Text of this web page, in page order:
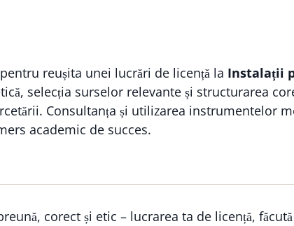
reușita unei lucrări de licență la Instalații
selecția surselor relevante și structurarea
Consultanța și utilizarea instrumentelor
academic de succes.
corect și etic – lucrarea ta de licență,